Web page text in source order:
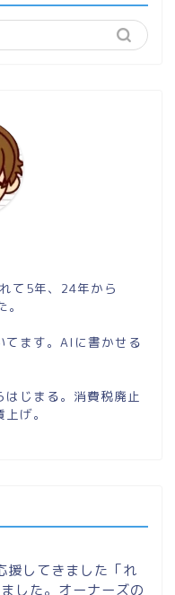
て5年、24年から
てます。AIに書かせる
はじまる。消費税廃止
げ。
してきました「れ
した。オーナーズの